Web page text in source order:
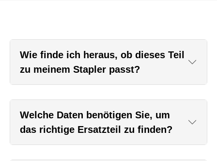
Wie finde ich heraus, ob dieses Teil
zu meinem Stapler passt?
Welche Daten benötigen Sie, um
das richtige Ersatzteil zu finden?